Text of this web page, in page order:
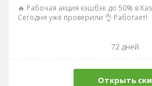
🔥 Рабочая акция кэшбэк до 50% в
Сегодня уже проверили 👌 Работает!
72 дней
Открыть